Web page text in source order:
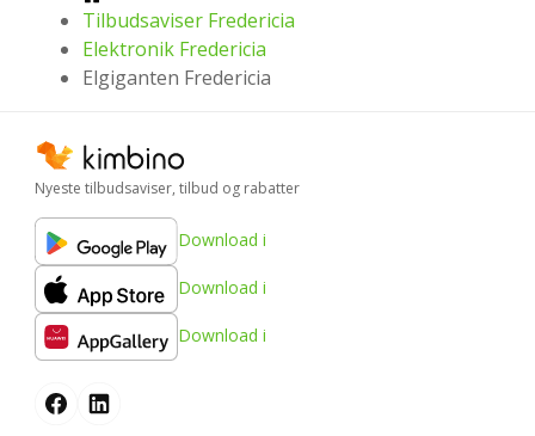
Tilbudsaviser Fredericia
Elektronik Fredericia
Elgiganten Fredericia
Nyeste tilbudsaviser, tilbud og rabatter
Download i
Download i
Download i